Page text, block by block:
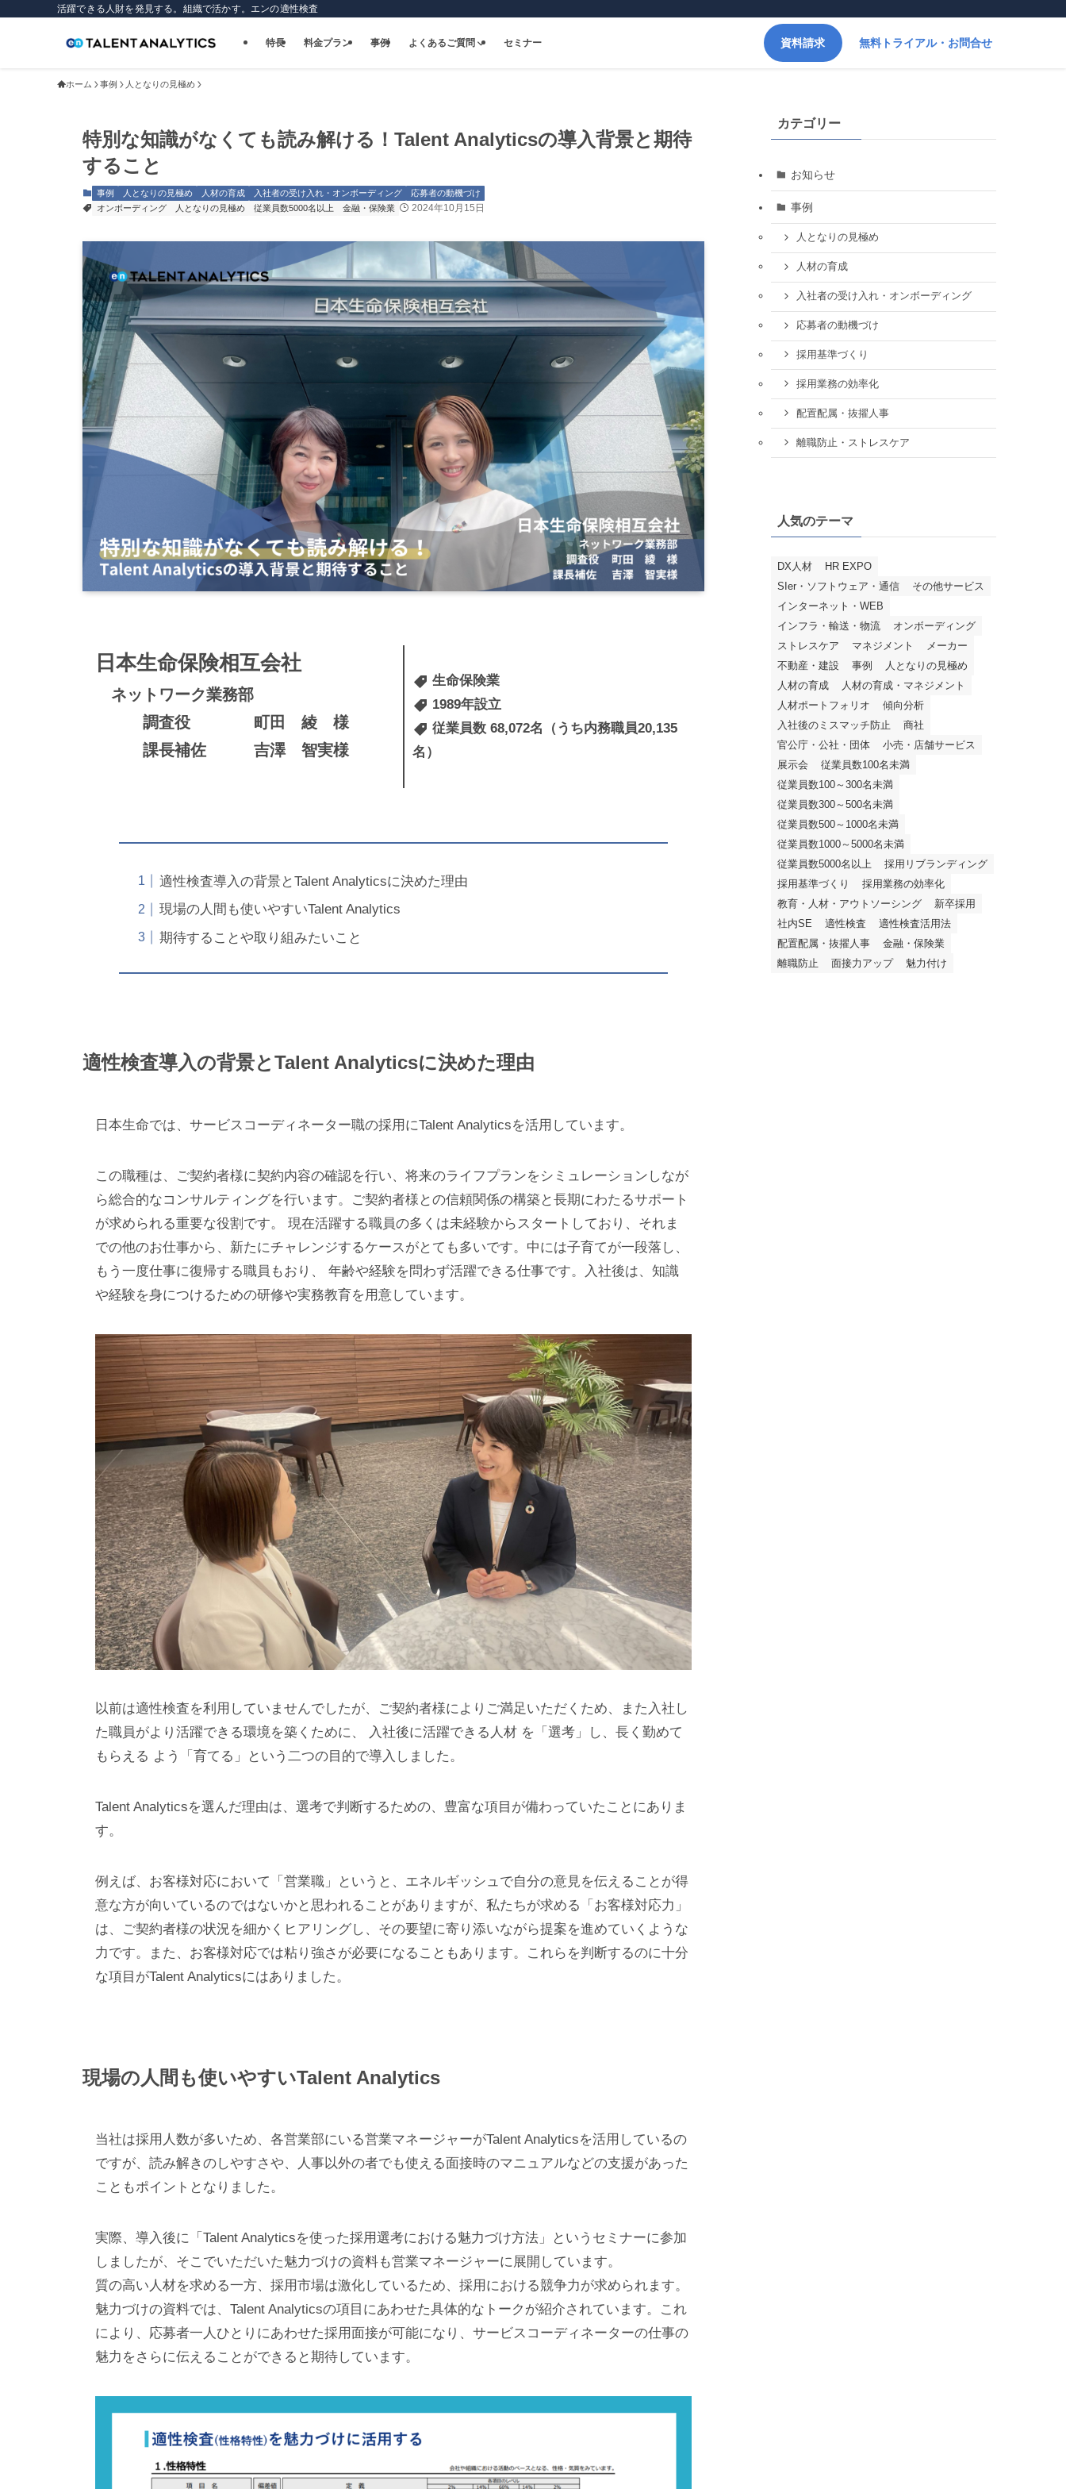
活躍できる人財を発見する。組織で活かす。エンの適性検査
特長 料金プラン 事例 よくあるご質問 セミナー 資料請求 無料トライアル・お問合せ
ホーム 事例 人となりの見極め
特別な知識がなくても読み解ける！Talent Analyticsの導入背景と期待
すること
事例 人となりの見極め 人材の育成 入社者の受け入れ・オンボーディング
応募者の動機づけ
オンボーディング
人となりの見極め 従業員数5000名以上 金融・保険業 2024年10月15日
日本生命保険相互会社
ネットワーク業務部
調査役 町田 綾 様
課長補佐 吉澤 智実様
生命保険業
1989年設立
従業員数 68,072名（うち内務職員20,135
名）
適性検査導入の背景とTalent Analyticsに決めた理由
現場の人間も使いやすいTalent Analytics
期待することや取り組みたいこと
適性検査導入の背景とTalent Analyticsに決めた理由
日本生命では、サービスコーディネーター職の採用にTalent Analyticsを活用しています。
この職種は、ご契約者様に契約内容の確認を行い、将来のライフプランをシミュレーションしなが
ら総合的なコンサルティングを行います。ご契約者様との信頼関係の構築と長期にわたるサポート
が求められる重要な役割です。 現在活躍する職員の多くは未経験からスタートしており、それま
での他のお仕事から、新たにチャレンジするケースがとても多いです。中には子育てが一段落し、
もう一度仕事に復帰する職員もおり、 年齢や経験を問わず活躍できる仕事です。入社後は、知識
や経験を身につけるための研修や実務教育を用意しています。
以前は適性検査を利用していませんでしたが、ご契約者様によりご満足いただくため、また入社し
た職員がより活躍できる環境を築くために、 入社後に活躍できる人材 を「選考」し、長く勤めて
もらえる よう「育てる」という二つの目的で導入しました。
Talent Analyticsを選んだ理由は、選考で判断するための、豊富な項目が備わっていたことにありま
す。
例えば、お客様対応において「営業職」というと、エネルギッシュで自分の意見を伝えることが得
意な方が向いているのではないかと思われることがありますが、私たちが求める「お客様対応力」
は、ご契約者様の状況を細かくヒアリングし、その要望に寄り添いながら提案を進めていくような
力です。また、お客様対応では粘り強さが必要になることもあります。これらを判断するのに十分
な項目がTalent Analyticsにはありました。
現場の人間も使いやすいTalent Analytics
当社は採用人数が多いため、各営業部にいる営業マネージャーがTalent Analyticsを活用しているの
ですが、読み解きのしやすさや、人事以外の者でも使える面接時のマニュアルなどの支援があった
こともポイントとなりました。
実際、導入後に「Talent Analyticsを使った採用選考における魅力づけ方法」というセミナーに参加
しましたが、そこでいただいた魅力づけの資料も営業マネージャーに展開しています。
質の高い人材を求める一方、採用市場は激化しているため、採用における競争力が求められます。
魅力づけの資料では、Talent Analyticsの項目にあわせた具体的なトークが紹介されています。これ
により、応募者一人ひとりにあわせた採用面接が可能になり、サービスコーディネーターの仕事の
魅力をさらに伝えることができると期待しています。
カテゴリー
お知らせ
事例
人となりの見極め
人材の育成
入社者の受け入れ・オンボーディング
応募者の動機づけ
採用基準づくり
採用業務の効率化
配置配属・抜擢人事
離職防止・ストレスケア
人気のテーマ
DX人材
HR EXPO
SIer・ソフトウェア・通信
その他サービス
インターネット・WEB
インフラ・輸送・物流
オンボーディング
ストレスケア
マネジメント
メーカー
不動産・建設
事例
人となりの見極め
人材の育成
人材の育成・マネジメント
人材ポートフォリオ
傾向分析
入社後のミスマッチ防止
商社
官公庁・公社・団体
小売・店舗サービス
展示会
従業員数100名未満
従業員数100～300名未満
従業員数300～500名未満
従業員数500～1000名未満
従業員数1000～5000名未満
従業員数5000名以上
採用リブランディング
採用基準づくり
採用業務の効率化
教育・人材・アウトソーシング
新卒採用
社内SE
適性検査
適性検査活用法
配置配属・抜擢人事
金融・保険業
離職防止
面接力アップ 魅力付け